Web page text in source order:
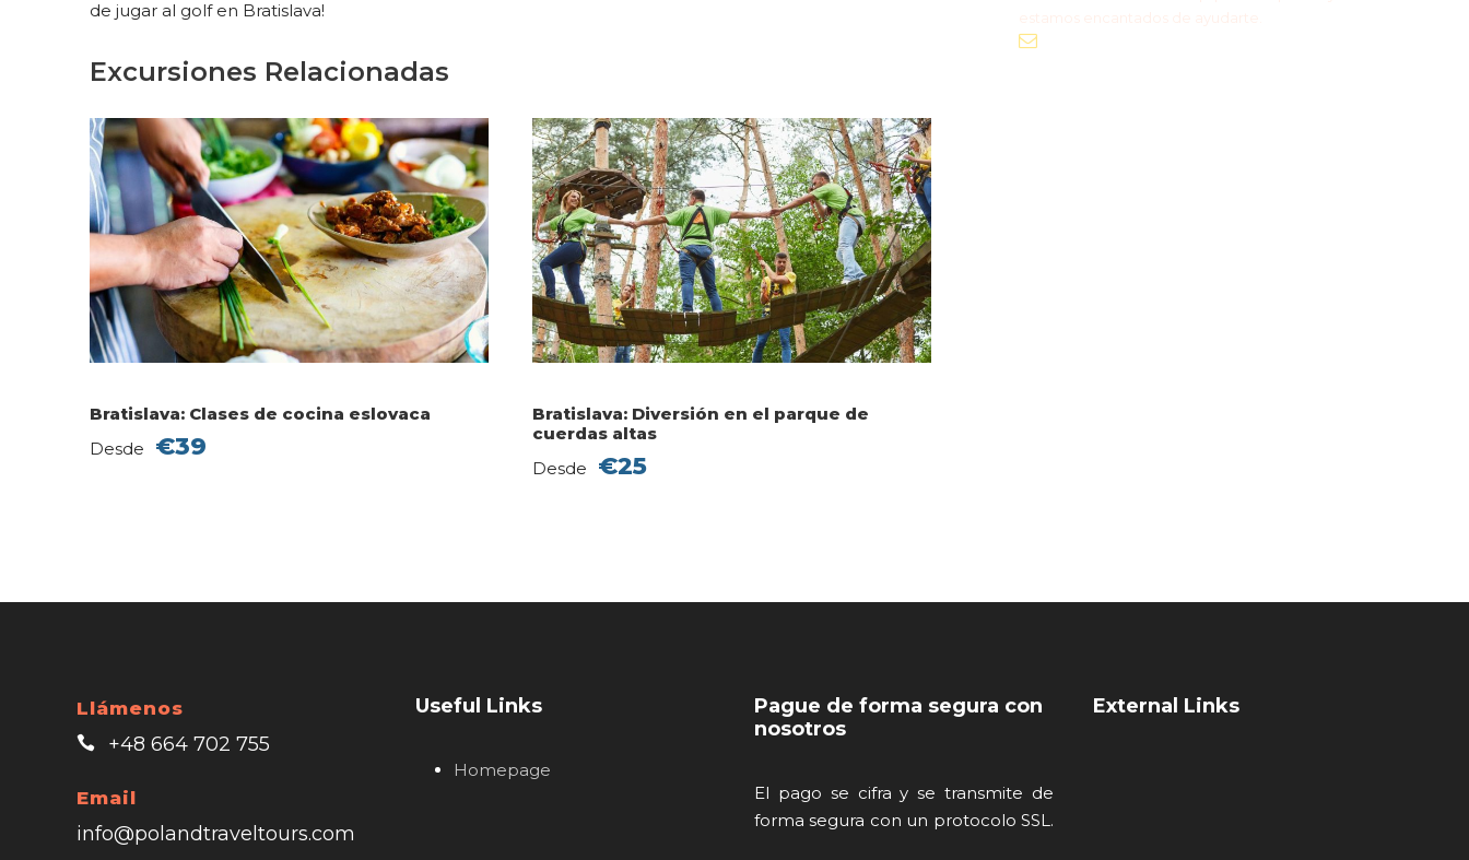
de jugar al golf en Bratislava!
Excursiones Relacionadas
Bratislava: Clases de cocina eslovaca
Desde
€39
Bratislava: Diversión en el parque de
cuerdas altas
Desde
€25
Llámenos
+48 664 702 755
Email
info@polandtraveltours.com
Useful Links
Homepage
Pague de forma segura con
nosotros
El pago se cifra y se transmite de
forma segura con un protocolo SSL.
External Links